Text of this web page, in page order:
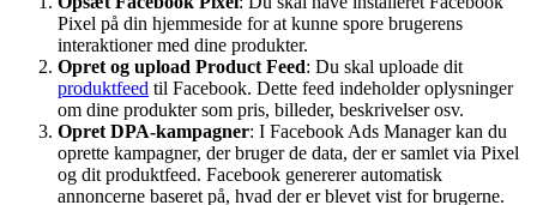
Product Ads
Opsæt Facebook Pixel: Du skal have installeret Facebook
Pixel på din hjemmeside for at kunne spore brugerens
interaktioner med dine produkter.
Opret og upload Product Feed: Du skal uploade dit
produktfeedtil Facebook. Dette feed indeholder oplysninger
om dine produkter som pris, billeder, beskrivelser osv.
Opret DPA-kampagner: I Facebook Ads Manager kan du